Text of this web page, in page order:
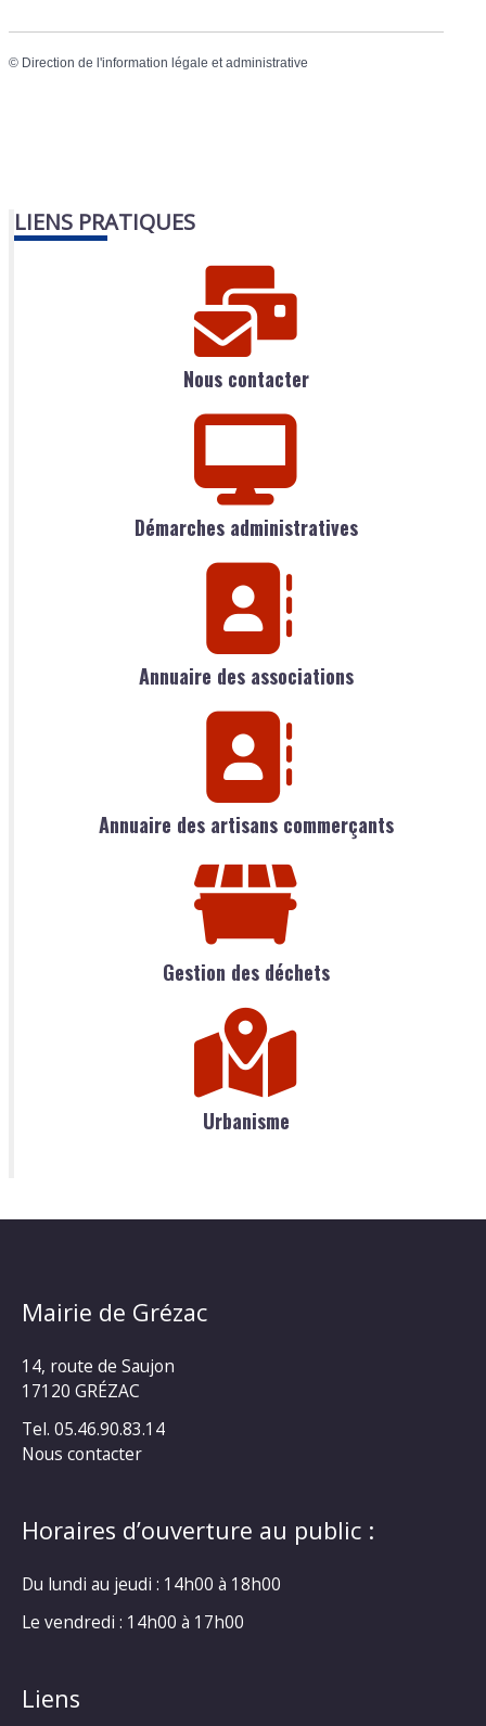
© Direction de l'information légale et administrative
LIENS PRATIQUES
Nous contacter
Démarches administratives
Annuaire des associations
Annuaire des artisans commerçants
Gestion des déchets
Urbanisme
Mairie de Grézac
14, route de Saujon
17120 GRÉZAC
Tel. 05.46.90.83.14
Nous contacter
Horaires d’ouverture au public :
Du lundi au jeudi : 14h00 à 18h00
Le vendredi : 14h00 à 17h00
Liens